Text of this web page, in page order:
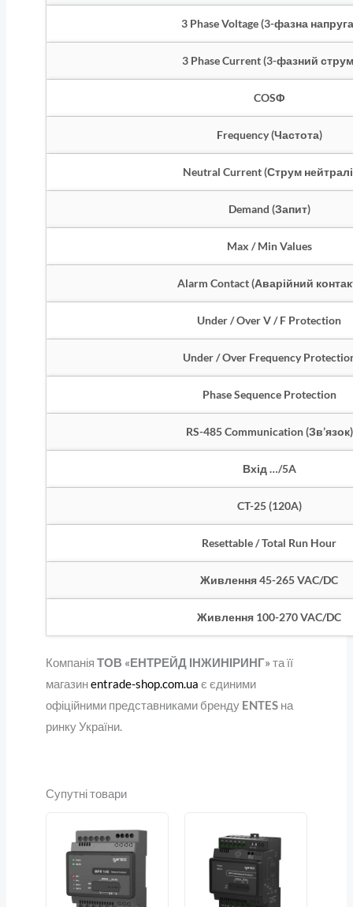
3 Phase Voltage (3-фазна
3 Phase Current (3-фазний
COSΦ
Frequency (Частота)
Neutral Current (Струм
Demand (Запит)
Max / Min Values
Alarm Contact (Аварійний
Under / Over V / F Protection
Under / Over Frequency
Phase Sequence Protection
RS-485 Communication (Зв’язок)
Вхід …/5A
CT-25 (120A)
Resettable / Total Run Hour
Живлення 45-265 VAC/DC
Живлення 100-270 VAC/DC
Компанія ТОВ «ЕНТРЕЙД ІНЖИНІРИНГ» та її
магазинentrade-shop.com.ua є єдиними
офіційними представниками бренду ENTESна
ринку України.
Супутні товари